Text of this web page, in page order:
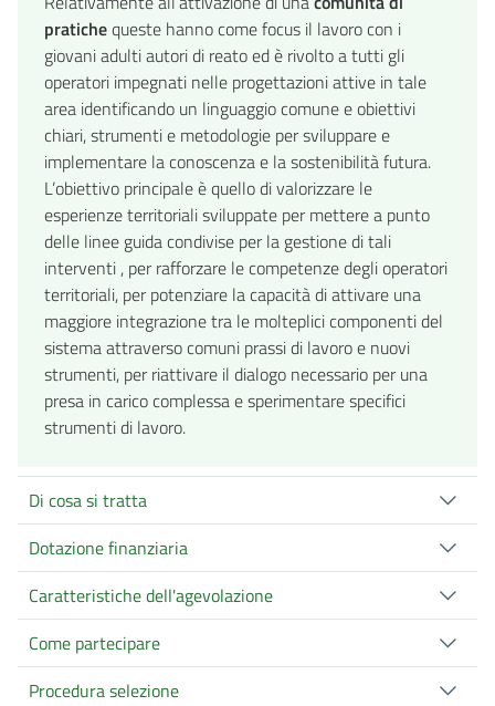
pratichequeste hanno come focus il lavoro con i
giovani adulti autori di reato ed è rivolto a tutti gli
operatori impegnati nelle progettazioni attive in tale
area identificando un linguaggio comune e obiettivi
chiari, strumenti e metodologie per sviluppare e
implementare la conoscenza e la sostenibilità futura.
L’obiettivo principale è quello di valorizzare le
esperienze territoriali sviluppate per mettere a punto
delle linee guida condivise per la gestione di tali
interventi , per rafforzare le competenze degli operatori
territoriali, per potenziare la capacità di attivare una
maggiore integrazione tra le molteplici componenti del
sistema attraverso comuni prassi di lavoro e nuovi
strumenti, per riattivare il dialogo necessario per una
presa in carico complessa e sperimentare specifici
strumenti di lavoro.
Di cosa si tratta
Dotazione finanziaria
Caratteristiche dell'agevolazione
Come partecipare
Procedura selezione